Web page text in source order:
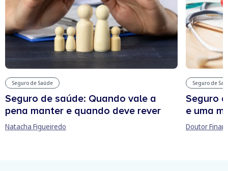
Seguro de Saúde
Seguro de saúde: Quando vale a
pena manter e quando deve rever
Natacha Figueiredo
Seguro de
Seguro
e uma
Doutor